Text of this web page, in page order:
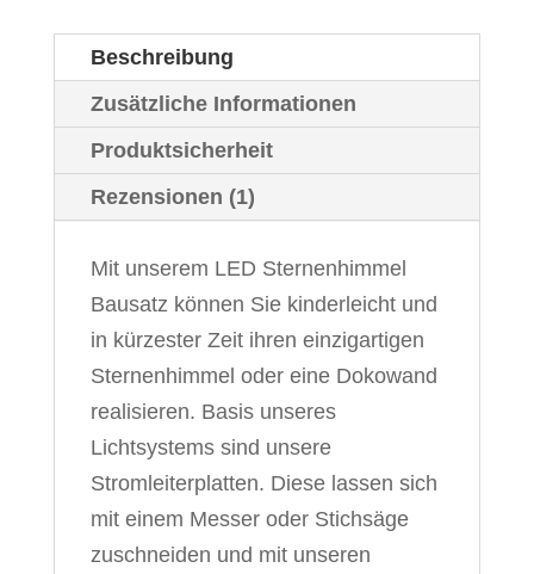
"Universal"
cm
Menge
Beschreibung
Zusätzliche Informationen
Produktsicherheit
Rezensionen (1)
Mit unserem LED Sternenhimmel
Bausatz können Sie kinderleicht und
in kürzester Zeit ihren einzigartigen
Sternenhimmel oder eine Dokowand
realisieren. Basis unseres
Lichtsystems sind unsere
Stromleiterplatten. Diese lassen sich
mit einem Messer oder Stichsäge
zuschneiden und mit unseren